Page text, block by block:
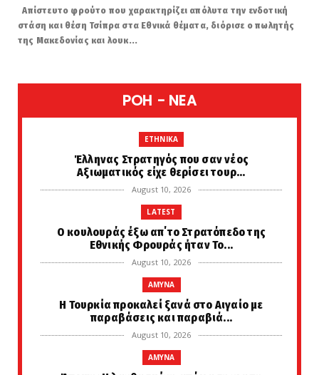
Απίστευτο φρούτο που χαρακτηρίζει απόλυτα την ενδοτική
στάση και θέση Τσίπρα στα Εθνικά θέματα, διόρισε ο πωλητής
της Μακεδονίας και λουκ...
POH - NEA
ETHNIKA
Έλληνας Στρατηγός που σαν νέος
Αξιωματικός είχε θερίσει τουρ...
August 10, 2026
LATEST
Ο κουλουράς έξω απ΄το Στρατόπεδο της
Εθνικής Φρουράς ήταν Το...
August 10, 2026
AMYNA
Η Τουρκία προκαλεί ξανά στο Αιγαίο με
παραβάσεις και παραβιά...
August 10, 2026
AMYNA